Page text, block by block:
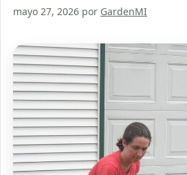
mayo 27, 2026 por GardenMI